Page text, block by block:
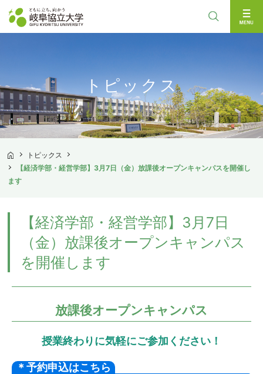
トピックス
TOP
トピックス
【経済学部・経営学部】3月7日（金）放課後オープンキャンパスを開催し
ます
【経済学部・経営学部】3月7日
（金）放課後オープンキャンパス
を開催します
放課後オープンキャンパス
授業終わりに気軽にご参加ください！
＊予約申込はこちら